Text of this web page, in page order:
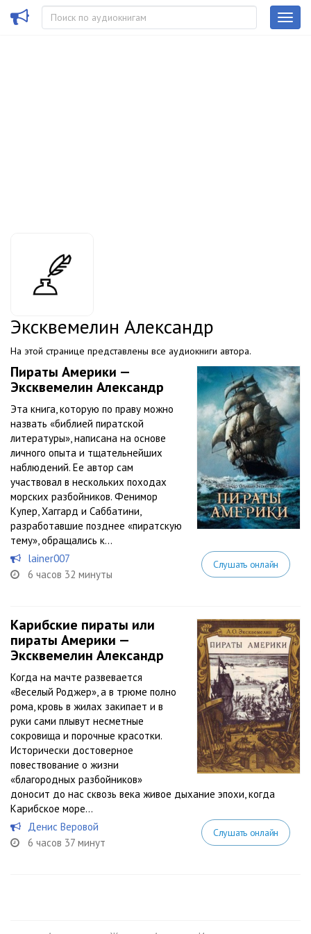
Эксквемелин Александр
На этой странице представлены все аудиокниги автора.
Пираты Америки —
Эксквемелин Александр
Эта книга, которую по праву можно
назвать «библией пиратской
литературы», написана на основе
личного опыта и тщательнейших
наблюдений. Ее автор сам
участвовал в нескольких походах
морских разбойников. Фенимор
Купер, Хаггард и Саббатини,
разработавшие позднее «пиратскую
тему», обращались к...
lainer007
6 часов 32 минуты
Слушать онлайн
Карибские пираты или
пираты Америки —
Эксквемелин Александр
Когда на мачте развевается
«Веселый Роджер», а в трюме полно
рома, кровь в жилах закипает и в
руки сами плывут несметные
сокровища и порочные красотки.
Исторически достоверное
повествование о жизни
«благородных разбойников»
доносит до нас сквозь века живое дыхание эпохи, когда
Карибское море...
Денис Веровой
6 часов 37 минут
Слушать онлайн